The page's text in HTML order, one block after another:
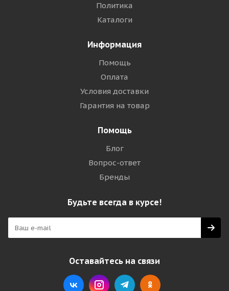
Политика
Каталоги
Информация
Помощь
Оплата
Условия доставки
Гарантия на товар
Помощь
Блог
Вопрос-ответ
Бренды
Будьте всегда в курсе!
Оставайтесь на связи